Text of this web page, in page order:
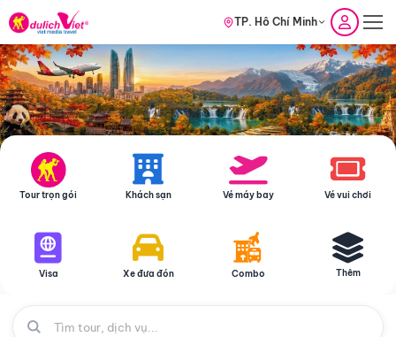
TP. Hồ Chí Minh
Tour trọn gói Khách sạn Vé máy bay Vé vui chơi
Visa Xe đưa đón Combo Thêm